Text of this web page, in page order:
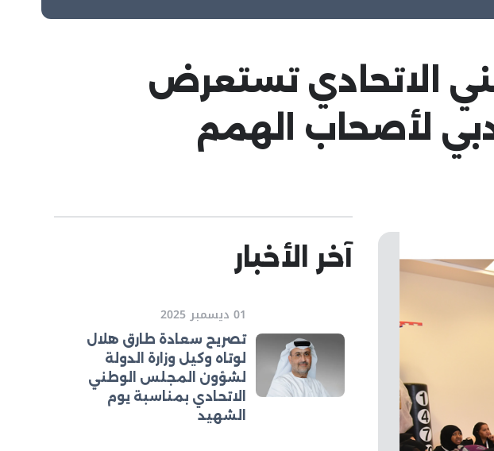
الاتحادي تستعرض
لأصحاب الهمم
آخر الأخبار
01 ديسمبر 2025
تصريح سعادة طارق هلال
لوتاه وكيل وزارة الدولة
لشؤون المجلس الوطني
الاتحادي بمناسبة يوم
الشهيد